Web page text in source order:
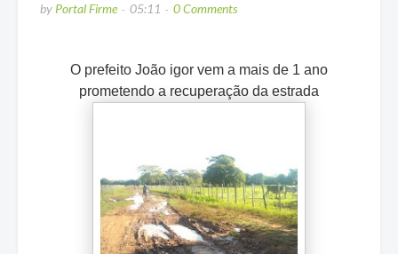
byPortal Firme 05:11 0 Comments
O prefeito João igor vem a mais de 1 ano
prometendo a recuperação da estrada